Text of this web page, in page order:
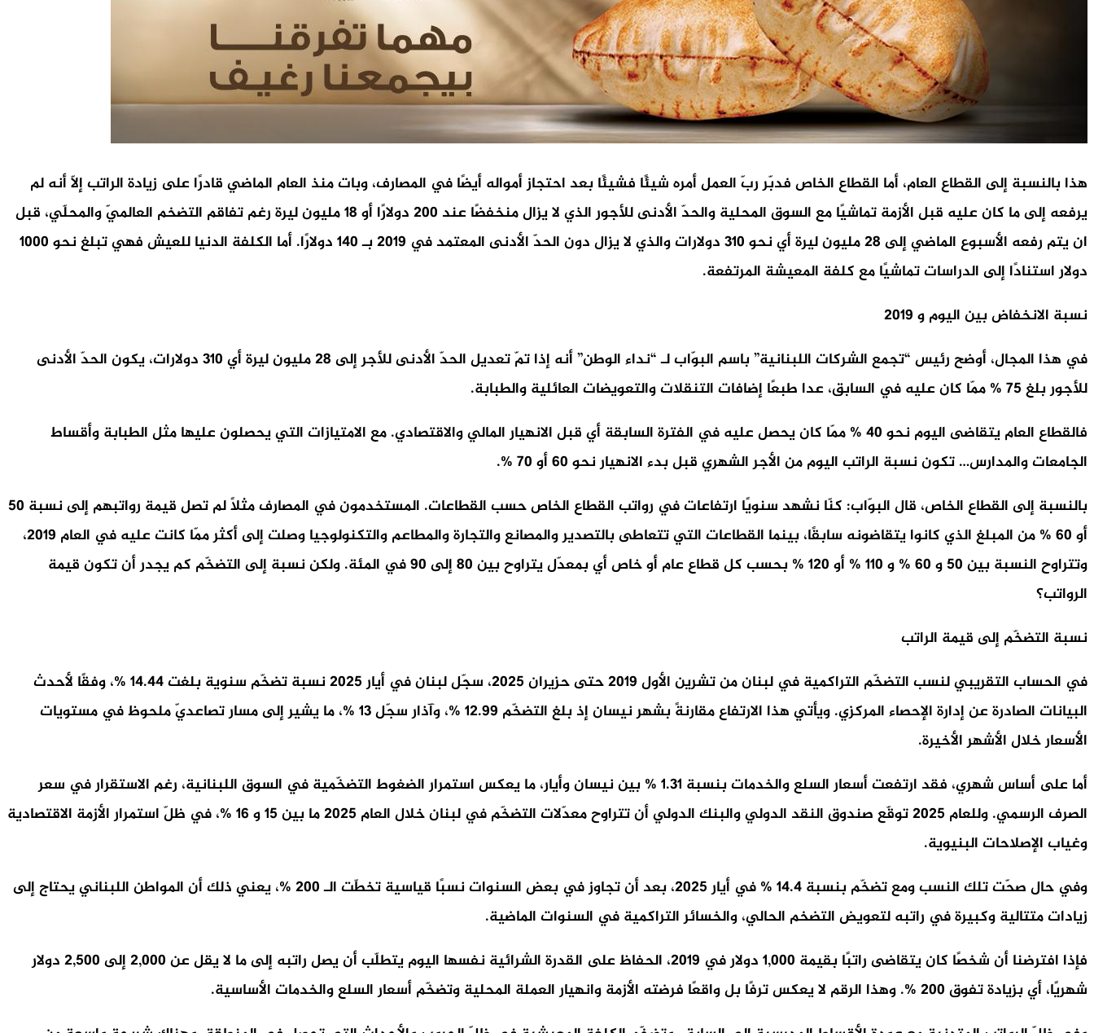
هذا بالنسبة إلى القطاع العام، أما القطاع الخاص فدبّر ربّ العمل أمره شيئًا فشيئًا بعد احتجاز أمواله أيضًا في المصارف، وبات منذ العام الماضي قادرًا على زيادة الراتب إلّا أنه لم
يرفعه إلى ما كان عليه قبل الأزمة تماشيًا مع السوق المحلية والحدّ الأدنى للأجور الذي لا يزال منخفضًا عند 200 دولارًا أو 18 مليون ليرة رغم تفاقم التضخم العالميّ والمحلّي، قبل
ان يتم رفعه الأسبوع الماضي إلى 28 مليون ليرة أي نحو 310 دولارات والذي لا يزال دون الحدّ الأدنى المعتمد في 2019 بـ 140 دولارًا. أما الكلفة الدنيا للعيش فهي تبلغ نحو 1000
دولار استنادًا إلى الدراسات تماشيًا مع كلفة المعيشة المرتفعة.
نسبة الانخفاض بين اليوم و 2019
في هذا المجال، أوضح رئيس “تجمع الشركات اللبنانية” باسم البوّاب لـ “نداء الوطن” أنه إذا تمّ تعديل الحدّ الأدنى للأجر إلى 28 مليون ليرة أي 310 دولارات، يكون الحدّ الأدنى
للأجور بلغ 75 % ممّا كان عليه في السابق، عدا طبعًا إضافات التنقلات والتعويضات العائلية والطبابة.
فالقطاع العام يتقاضى اليوم نحو 40 % ممّا كان يحصل عليه في الفترة السابقة أي قبل الانهيار المالي والاقتصادي. مع الامتيازات التي يحصلون عليها مثل الطبابة وأقساط
الجامعات والمدارس… تكون نسبة الراتب اليوم من الأجر الشهري قبل بدء الانهيار نحو 60 أو 70 %.
بالنسبة إلى القطاع الخاص، قال البوّاب: كنّا نشهد سنويًا ارتفاعات في رواتب القطاع الخاص حسب القطاعات. المستخدمون في المصارف مثلًا لم تصل قيمة رواتبهم إلى نسبة 50
أو 60 % من المبلغ الذي كانوا يتقاضونه سابقًا، بينما القطاعات التي تتعاطى بالتصدير والمصانع والتجارة والمطاعم والتكنولوجيا وصلت إلى أكثر ممّا كانت عليه في العام 2019،
وتتراوح النسبة بين 50 و 60 % و 110 % أو 120 % بحسب كل قطاع عام أو خاص أي بمعدّل يتراوح بين 80 إلى 90 في المئة. ولكن نسبة إلى التضخّم كم يجدر أن تكون قيمة
الرواتب؟
نسبة التضخّم إلى قيمة الراتب
في الحساب التقريبي لنسب التضخّم التراكمية في لبنان من تشرين الأول 2019 حتى حزيران 2025، سجّل لبنان في أيار 2025 نسبة تضخّم سنوية بلغت 14.44 %، وفقًا لأحدث
البيانات الصادرة عن إدارة الإحصاء المركزي. ويأتي هذا الارتفاع مقارنةً بشهر نيسان إذ بلغ التضخّم 12.99 %، وآذار سجّل 13 %، ما يشير إلى مسار تصاعديّ ملحوظ في مستويات
الأسعار خلال الأشهر الأخيرة.
أما على أساس شهري، فقد ارتفعت أسعار السلع والخدمات بنسبة 1.31 % بين نيسان وأيار، ما يعكس استمرار الضغوط التضخّمية في السوق اللبنانية، رغم الاستقرار في سعر
الصرف الرسمي. وللعام 2025 توقّع صندوق النقد الدولي والبنك الدولي أن تتراوح معدّلات التضخّم في لبنان خلال العام 2025 ما بين 15 و 16 %، في ظلّ استمرار الأزمة الاقتصادية
وغياب الإصلاحات البنيوية.
وفي حال صحّت تلك النسب ومع تضخّم بنسبة 14.4 % في أيار 2025، بعد أن تجاوز في بعض السنوات نسبًا قياسية تخطّت الـ 200 %، يعني ذلك أن المواطن اللبناني يحتاج إلى
زيادات متتالية وكبيرة في راتبه لتعويض التضخم الحالي، والخسائر التراكمية في السنوات الماضية.
فإذا افترضنا أن شخصًا كان يتقاضى راتبًا بقيمة 1,000 دولار في 2019، الحفاظ على القدرة الشرائية نفسها اليوم يتطلّب أن يصل راتبه إلى ما لا يقل عن 2,000 إلى 2,500 دولار
شهريًا، أي بزيادة تفوق 200 %. وهذا الرقم لا يعكس ترفًا بل واقعًا فرضته الأزمة وانهيار العملة المحلية وتضخّم أسعار السلع والخدمات الأساسية.